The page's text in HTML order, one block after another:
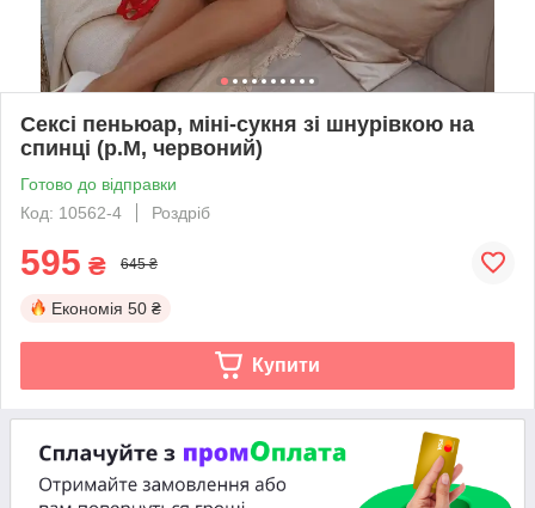
Сексі пеньюар, міні-сукня зі шнурівкою на
спинці (р.М, червоний)
Готово до відправки
Код: 10562-4
Роздріб
595 ₴ 645 ₴
Економія 50 ₴
Купити